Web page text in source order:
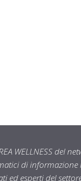
WELLNESS del
di
ed esperti del